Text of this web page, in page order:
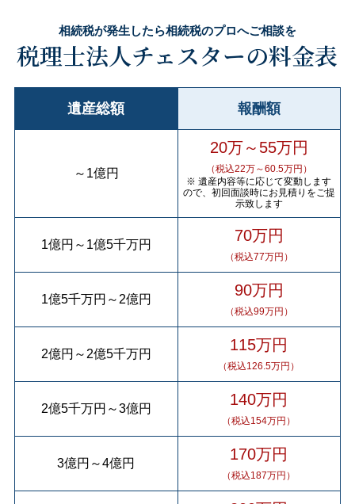
相続税が発生したら相続税のプロへご相談を
税理士法人チェスターの料金表
遺産総額 報酬額
～ 1億円
20万～55万円
（税込22万～60.5万円）
※ 遺産内容等に応じて変動します
ので、初回面談時にお見積りをご提
示致します
1億円 ～ 1億5千万円 70万円
（税込77万円）
1億5千万円 ～ 2億円 90万円
（税込99万円）
2億円 ～ 2億5千万円 115万円
（税込126.5万円）
2億5千万円 ～3億円 140万円
（税込154万円）
3億円 ～4億円 170万円
（税込187万円）